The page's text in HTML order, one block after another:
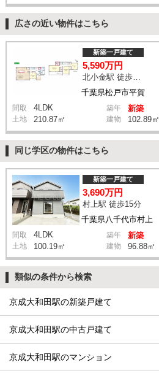
広さの近い物件はこちら
千葉県松戸市平賀
新築一戸建て
5,590万円
北小金駅 徒歩9分
間取 4LDK 築年 新築
土地 210.87㎡ 建物 102.89㎡
同じ学区の物件はこちら
千葉県八千代市村上
新築一戸建て
3,690万円
村上駅 徒歩15分
間取 4LDK 築年 新築
土地 100.19㎡ 建物 96.88㎡
類似の条件から検索
京成大和田駅の新築戸建て
京成大和田駅の中古戸建て
京成大和田駅のマンション